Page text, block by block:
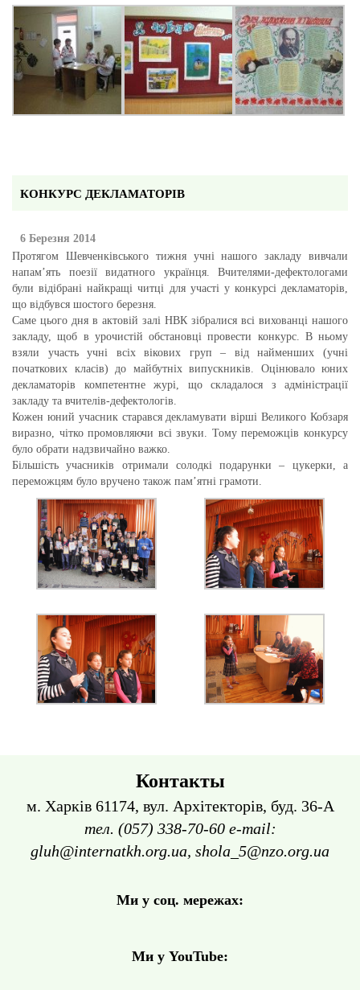
КОНКУРС ДЕКЛАМАТОРІВ
6 Березня 2014
Протягом Шевченківського тижня учні нашого закладу вивчали
напам’ять поезії видатного українця. Вчителями-дефектологами
були відібрані найкращі читці для участі у конкурсі декламаторів,
що відбувся шостого березня.
Саме цього дня в актовій залі НВК зібралися всі вихованці нашого
закладу, щоб в урочистій обстановці провести конкурс. В ньому
взяли участь учні всіх вікових груп – від найменших (учні
початкових класів) до майбутніх випускників. Оцінювало юних
декламаторів компетентне журі, що складалося з адміністрації
закладу та вчителів-дефектологів.
Кожен юний учасник старався декламувати вірші Великого Кобзаря
виразно, чітко промовляючи всі звуки. Тому переможців конкурсу
було обрати надзвичайно важко.
Більшість учасників отримали солодкі подарунки – цукерки, а
переможцям було вручено також пам’ятні грамоти.
Контакты
м. Харків 61174, вул. Архітекторів, буд. 36-А
тел. (057) 338-70-60 e-mail:
gluh@internatkh.org.ua, shola_5@nzo.org.ua
Ми у соц. мережах:
Ми у YouTube: